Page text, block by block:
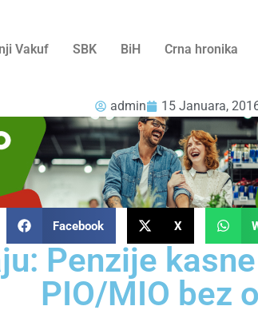
Vakuf SBK BiH Crna hronika
admin 15 Januara,
Facebook X
Penzije
PIO/MIO bez